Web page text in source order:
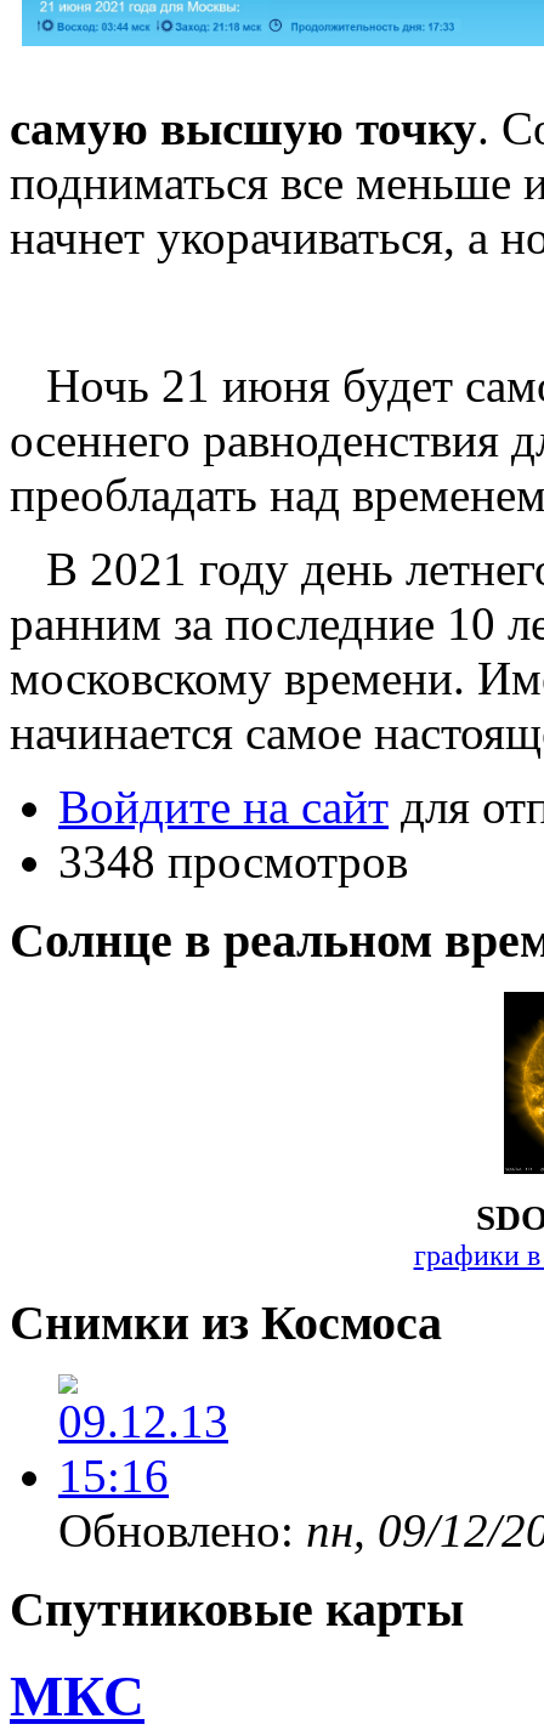
самую высшую точку.
подниматься все меньше
начнет укорачиваться, а
Ночь 21 июня будет
осеннего равноденствия
преобладать над
В 2021 году день
ранним за последние 10
московскому времени.
начинается самое
Войдите на сайт для
3348 просмотров
Солнце в реальном
графики
Снимки из Космоса
Обновлено: пн, 09/12/
Спутниковые карты
МКС